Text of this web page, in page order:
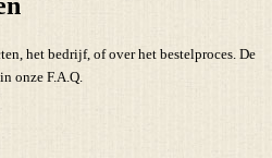
het bedrijf, of over het bestelproces. De
onze F.A.Q.